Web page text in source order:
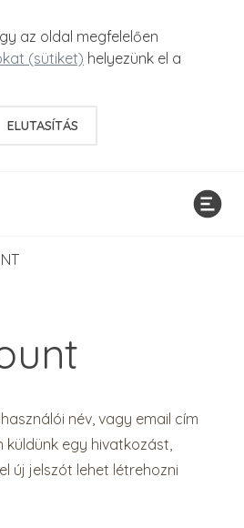
az oldal megfelelően
(sütiket) helyezünk el a
ELUTASÍTÁS
név, vagy email cím
egy hivatkozást,
új jelszót lehet létrehozni